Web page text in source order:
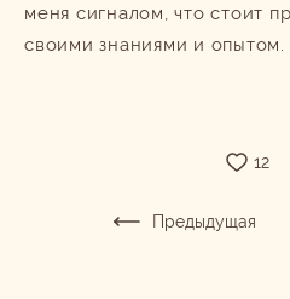
меня сигналом, что стоит
своими знаниями и опытом.
12
Предыдущая